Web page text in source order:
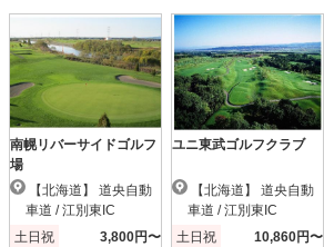
南幌リバーサイドゴルフ
場
車道 / 江別東IC
土日祝
3,800円〜
ユニ東武ゴルフクラブ
車道 / 江別東IC
土日祝
10,860円〜